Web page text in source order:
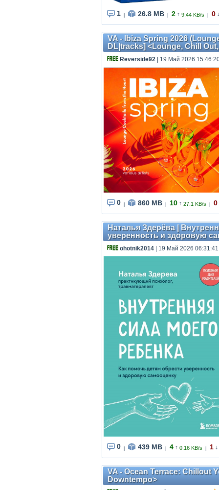
1 26.8 MB 2 ↑ 9.44 KB/s 0
VA - Ibiza Spring 2026
DL|tracks] <Lounge, Chill
Reverside92 | 19 Май 2026
0 860 MB 10 ↑ 27.1 KB/s 0
Наталья Здерёва |
уверенность и здоровую
ohotnik2014 | 19 Май 2026 06:31:41
0 439 MB 4 ↑ 0.16 KB/s 1 ↓
VA - Ocean Terrace: Chillout
Downtempo>